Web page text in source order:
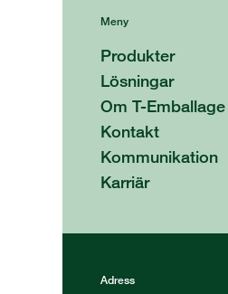
Meny
Produkter
Lösningar
Om T-Emballage
Kontakt
Kommunikation
Karriär
Adress